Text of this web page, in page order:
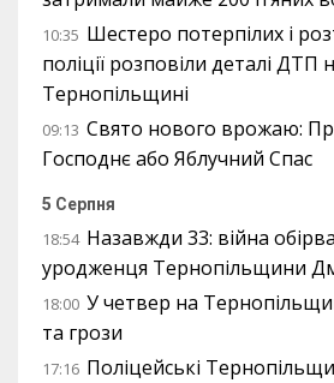
10:35 Шестеро потерпілих і
поліції розповіли деталі ДТП
Тернопільщині
09:13 Свято нового врожаю:
Господнє або Яблучний Спас
5 Серпня
18:54 Назавжди 33: війна
уродженця Тернопільщини
18:00 У четвер на
та грози
17:16 Поліцейські